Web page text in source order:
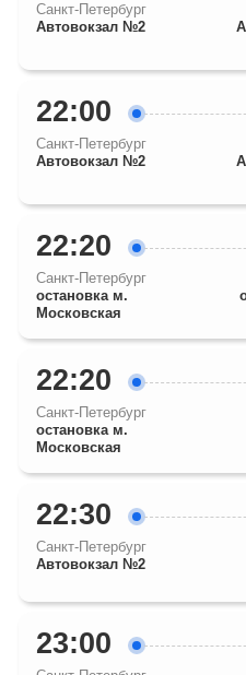
Санкт-Петербург
Автовокзал №2
22:00
Санкт-Петербург
Автовокзал №2
22:20
Санкт-Петербург
остановка м.
Московская
22:20
Санкт-Петербург
остановка м.
Московская
22:30
Санкт-Петербург
Автовокзал №2
23:00